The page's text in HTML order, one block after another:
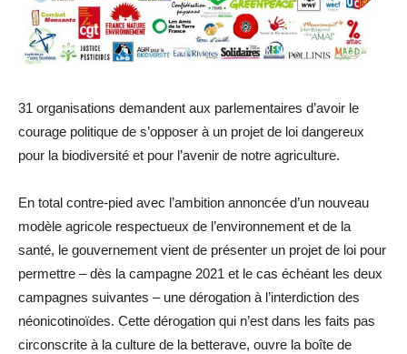
31 organisations demandent aux parlementaires d’avoir le
courage politique de s’opposer à un projet de loi dangereux
pour la biodiversité et pour l’avenir de notre agriculture.
En total contre-pied avec l’ambition annoncée d’un nouveau
modèle agricole respectueux de l’environnement et de la
santé, le gouvernement vient de présenter un projet de loi pour
permettre – dès la campagne 2021 et le cas échéant les deux
campagnes suivantes – une dérogation à l’interdiction des
néonicotinoïdes. Cette dérogation qui n’est dans les faits pas
circonscrite à la culture de la betterave, ouvre la boîte de